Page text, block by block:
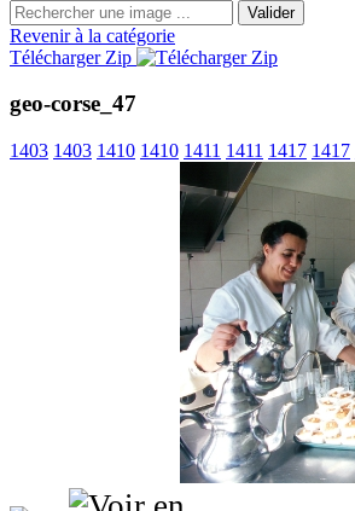
Valider
Revenir à la catégorie
Télécharger Zip
geo-corse_47
1403 1403 1410 1410 1411 1411 1417 1417